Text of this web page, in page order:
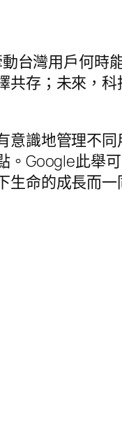
台灣用戶何時
共存；未來，
意識地管理不
。Google此舉
生命的成長而